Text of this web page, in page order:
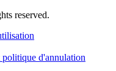
reserved.
politique d'annulation